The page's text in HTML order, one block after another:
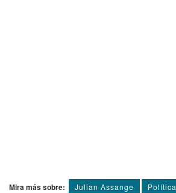
Mira más sobre: Julian Assange Polí­tica